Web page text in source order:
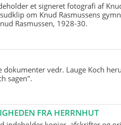
et signeret fotografi af
om Knud Rasmussens
Rasmussen, 1928-30.
dokumenter vedr. Lauge Koch
sagen".
FRA HERRNHUT